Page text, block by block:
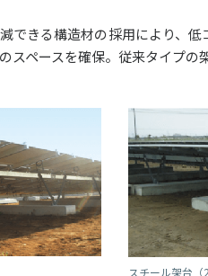
できる構造材の採用により、
スペースを確保。従来タイプ
スチール架台（